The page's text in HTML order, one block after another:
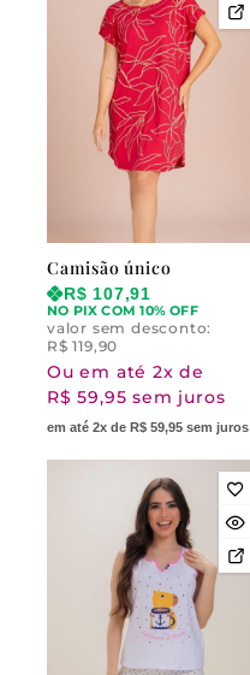
Camisão único
R$ 107,91
NO PIX COM 10% OFF
valor sem desconto:
R$ 119,90
Ou em até 2x de
R$ 59,95 sem juros
em até 2x de R$ 59,95 sem juros